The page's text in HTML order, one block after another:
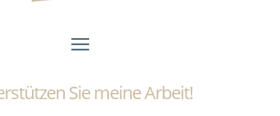
Sie meine Arbeit!